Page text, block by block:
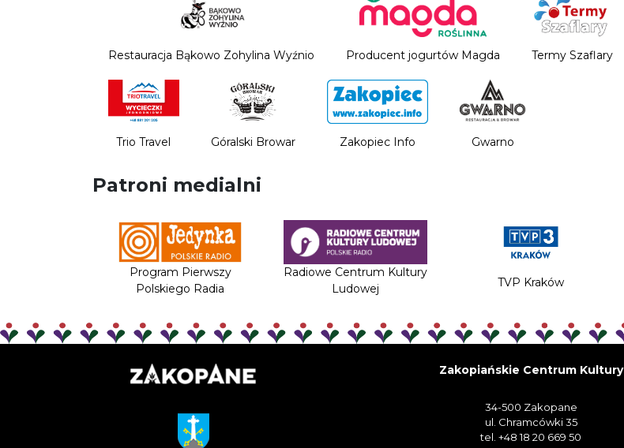
Restauracja Bąkowo Zohylina Wyźnio Producent jogurtów Magda Termy Szaflary
Trio Travel Góralski Browar Zakopiec Info Gwarno
Patroni medialni
Program Pierwszy
Polskiego Radia
Radiowe Centrum Kultury
Ludowej
TVP Kraków
Zakopiańskie Centrum Kultury
34-500 Zakopane
ul. Chramcówki 35
tel. +48 18 20 669 50